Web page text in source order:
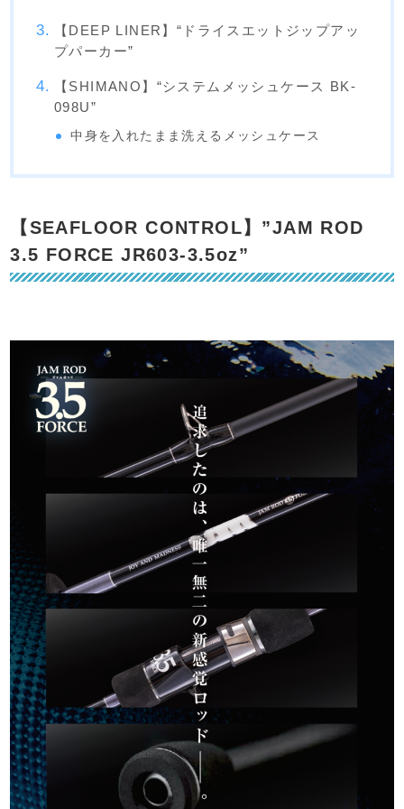
【DEEP LINER】“ドライスエットジップアッ
プパーカー”
【SHIMANO】“システムメッシュケース BK-
098U”
中身を入れたまま洗えるメッシュケース
【SEAFLOOR CONTROL】”JAM ROD
3.5 FORCE JR603-3.5oz”